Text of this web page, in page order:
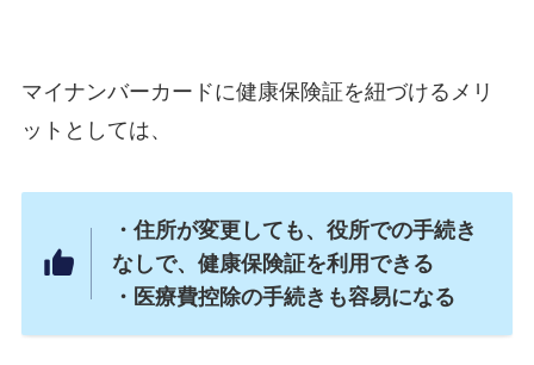
マイナンバーカードに健康保険証を紐づけるメリ
ットとしては、
・住所が変更しても、役所での手続き
なしで、健康保険証を利用できる
・医療費控除の手続きも容易になる